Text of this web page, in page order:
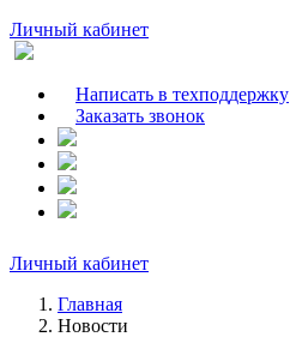
Личный кабинет
Написать в техподдержку
Заказать звонок
Личный кабинет
Главная
Новости